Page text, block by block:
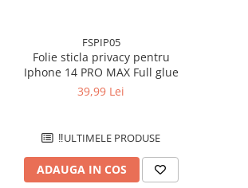
FSPIP05
Folie sticla privacy pentru
Iphone 14 PRO MAX Full glue
39,99 Lei
‼️ULTIMELE PRODUSE
ADAUGA IN COS